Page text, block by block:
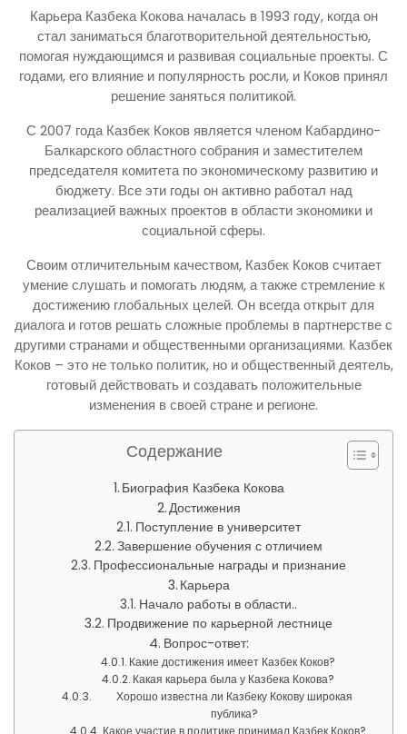
Карьера Казбека Кокова началась в 1993 году, когда он
стал заниматься благотворительной деятельностью,
помогая нуждающимся и развивая социальные проекты. С
годами, его влияние и популярность росли, и Коков принял
решение заняться политикой.
С 2007 года Казбек Коков является членом Кабардино-
Балкарского областного собрания и заместителем
председателя комитета по экономическому развитию и
бюджету. Все эти годы он активно работал над
реализацией важных проектов в области экономики и
социальной сферы.
Своим отличительным качеством, Казбек Коков считает
умение слушать и помогать людям, а также стремление к
достижению глобальных целей. Он всегда открыт для
диалога и готов решать сложные проблемы в партнерстве с
другими странами и общественными организациями. Казбек
Коков – это не только политик, но и общественный деятель,
готовый действовать и создавать положительные
изменения в своей стране и регионе.
Содержание
Биография Казбека Кокова
Достижения
Поступление в университет
Завершение обучения с отличием
Профессиональные награды и признание
Карьера
Начало работы в области..
Продвижение по карьерной лестнице
Вопрос-ответ:
Какие достижения имеет Казбек Коков?
Какая карьера была у Казбека Кокова?
Хорошо известна ли Казбеку Кокову широкая
публика?
Какое участие в политике принимал Казбек Коков?